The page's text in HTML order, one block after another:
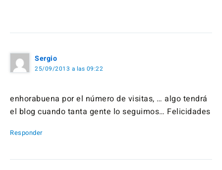
Sergio
25/09/2013 a las 09:22
enhorabuena por el número de visitas, … algo tendrá
el blog cuando tanta gente lo seguimos… Felicidades
Responder